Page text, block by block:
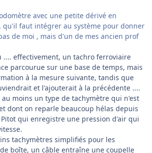
avec une petite dérivé en
qu'il faut intégrer au système pour donner
de moi , mais d'un de mes ancien prof
.... effectivement, un tachro ferroviaire
parcourue sur une base de temps, mais
à la mesure suivante, tandis que
et l'ajouterait à la précédente ....
moins un type de tachymètre qui n'est
dont on reparle beaucoup hélas depuis
Pitot qui enregistre une pression d'air qui
tachymètres simplifiés pour les
boîte, un câble entraîne une coupelle